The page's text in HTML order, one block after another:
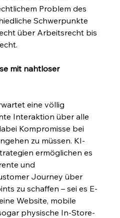
Problem des
Schwerpunkte
über Arbeitsrecht bis
mit nahtloser
eine völlig
Interaktion über alle
Kompromisse bei
zu müssen. KI-
ermöglichen es
und
Journey über
zu schaffen – sei es E-
Website, mobile
physische In-Store-